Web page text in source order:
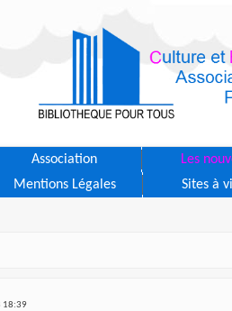
Association
Les
Mentions Légales
Sites à
18:39